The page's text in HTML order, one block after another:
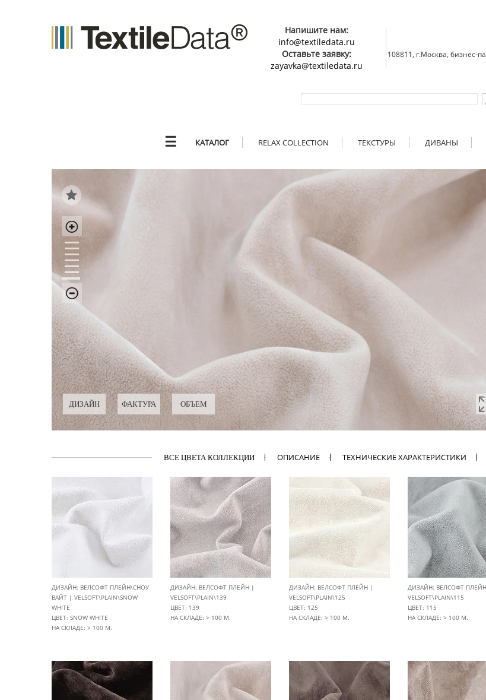
Напишите нам:
info@textiledata.ru
Оставьте заявку:
zayavka@textiledata.ru
108811, г.Москва, бизнес-
☰ КАТАЛОГ RELAX COLLECTION ТЕКСТУРЫ ДИВАНЫ
ДИЗАЙН ФАКТУРА ОБЪЕМ
ВСЕ ЦВЕТА КОЛЛЕКЦИИ ОПИСАНИЕ ТЕХНИЧЕСКИЕ ХАРАКТЕРИСТИКИ
ДИЗАЙН: ВЕЛСОФТ ПЛЕЙН\СНОУ
ВАЙТ | VELSOFT\PLAIN\SNOW
WHITE
ЦВЕТ: SNOW WHITE
НА СКЛАДЕ: > 100 М.
ДИЗАЙН: ВЕЛСОФТ ПЛЕЙН |
VELSOFT\PLAIN\139
ЦВЕТ: 139
НА СКЛАДЕ: > 100 М.
ДИЗАЙН: ВЕЛСОФТ ПЛЕЙН |
VELSOFT\PLAIN\125
ЦВЕТ: 125
НА СКЛАДЕ: > 100 М.
ДИЗАЙН: ВЕЛСОФТ
VELSOFT\PLAIN\115
ЦВЕТ: 115
НА СКЛАДЕ: > 100 М.